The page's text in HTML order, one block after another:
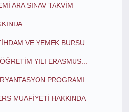
ARA SINAV TAKVİMİ
VE YEMEK BURSU...
YILI ERASMUS...
PROGRAMI
MUAFİYETİ HAKKINDA